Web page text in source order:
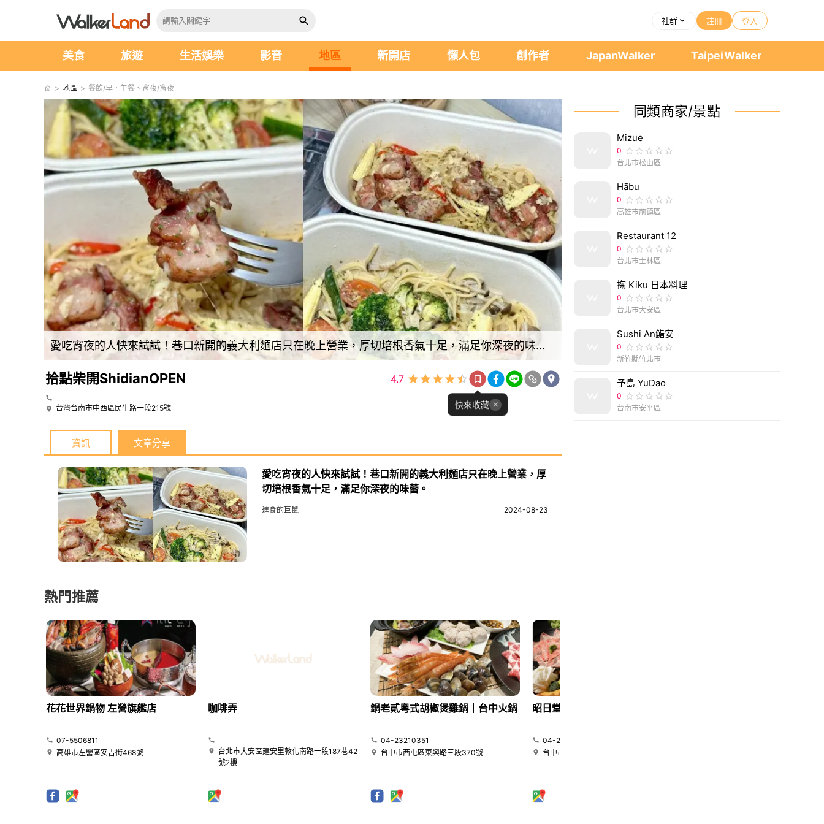
社群 註冊 登入
美食 旅遊 生活娛樂 影音 地區 新開店 懶人包 創作者 JapanWalker TaipeiWalker
> 地區 > 餐飲/早．午餐、宵夜/宵夜
愛吃宵夜的人快來試試！巷口新開的義大利麵店只在晚上營業，厚切培根香氣十足，滿足你深夜的味蕾。
拾點柴開ShidianOPEN
台灣台南市中西區民生路一段215號
4.7
快來收藏
資訊 文章分享
愛吃宵夜的人快來試試！巷口新開的義大利麵店只在晚上營業，厚
切培根香氣十足，滿足你深夜的味蕾。
進食的巨鼠 2024-08-23
熱門推薦
花花世界鍋物 左營旗艦店
07-5506811
高雄市左營區安吉街468號
咖啡弄
台北市大安區建安里敦化南路一段187巷42
號2樓
鍋老貳粵式胡椒煲雞鍋｜台中火鍋
04-23210351
台中市西屯區東興路三段370號
昭日堂鍋煮｜台中火鍋
04-22580269
台中市南屯區大墩十一街345號
同類商家/景點
Mizue
0
台北市松山區
Hābu
0
高雄市前鎮區
Restaurant 12
0
台北市士林區
掬 Kiku 日本料理
0
台北市大安區
Sushi An鮨安
0
新竹縣竹北市
予島 YuDao
0
台南市安平區